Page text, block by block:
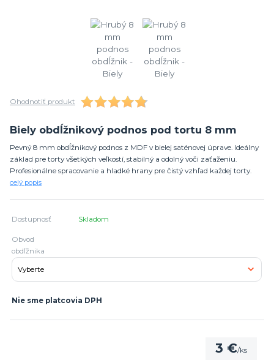
Ohodnotiť produkt
Biely obdĺžnikový podnos pod tortu 8 mm
Pevný 8 mm obdĺžnikový podnos z MDF v bielej saténovej úprave. Ideálny
základ pre torty všetkých veľkostí, stabilný a odolný voči zaťaženiu.
Profesionálne spracovanie a hladké hrany pre čistý vzhľad každej torty.
celý popis
Dostupnosť Skladom
Obvod
obdľžnika
Nie sme platcovia DPH
3 €/ks